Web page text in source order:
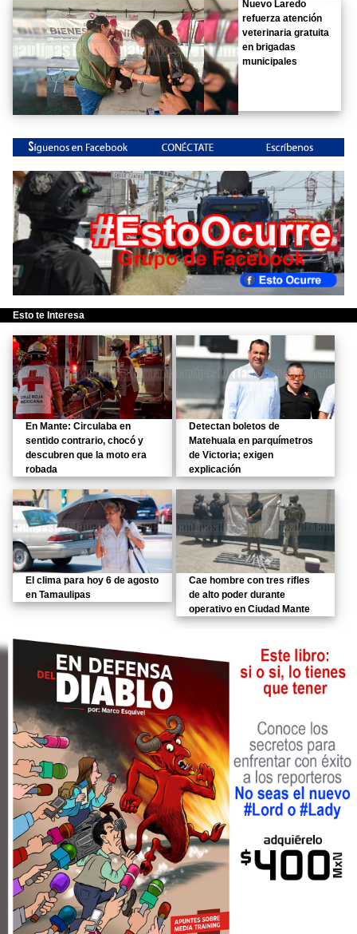
Nuevo Laredo
refuerza atención
veterinaria gratuita
en brigadas
municipales
Esto te Interesa
En Mante: Circulaba en
sentido contrario, chocó y
descubren que la moto era
robada
Detectan boletos de
Matehuala en parquímetros
de Victoria; exigen
explicación
El clima para hoy 6 de agosto
en Tamaulipas
Cae hombre con tres rifles
de alto poder durante
operativo en Ciudad Mante